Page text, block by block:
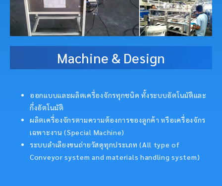
Machine & Design
ออกแบบและผลิตเครื่องจักรทุกชนิด ทั้งระบบอัตโนมัติและ
กึ่งอัตโนมัติ
ผลิตเครื่องจักรตามความต้องการของลูกค้า หรือเครื่องจักร
เฉพาะงาน (Special Machine)
ระบบลำเลียงขนถ่ายวัสดุทุกประเภท (All type of
Conveyor system and materials handling system)